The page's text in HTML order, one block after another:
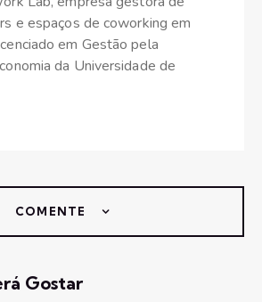
e espaços de coworking em
em Gestão pela
da Universidade de
COMENTE
Gostar